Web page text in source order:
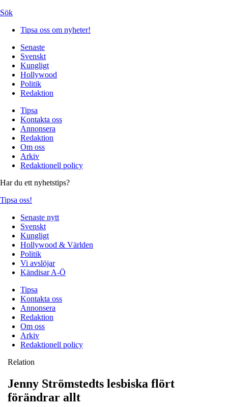
Sök
Tipsa oss om nyheter!
Senaste
Svenskt
Kungligt
Hollywood
Politik
Redaktion
Tipsa
Kontakta oss
Annonsera
Redaktion
Om oss
Arkiv
Redaktionell policy
Har du ett nyhetstips?
Tipsa oss!
Senaste nytt
Svenskt
Kungligt
Hollywood & Världen
Politik
Vi avslöjar
Kändisar A-Ö
Tipsa
Kontakta oss
Annonsera
Redaktion
Om oss
Arkiv
Redaktionell policy
Relation
Jenny Strömstedts lesbiska flört
förändrar allt